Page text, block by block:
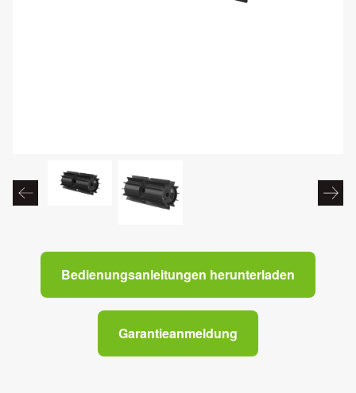
Bedienungsanleitungen herunterladen
Garantieanmeldung